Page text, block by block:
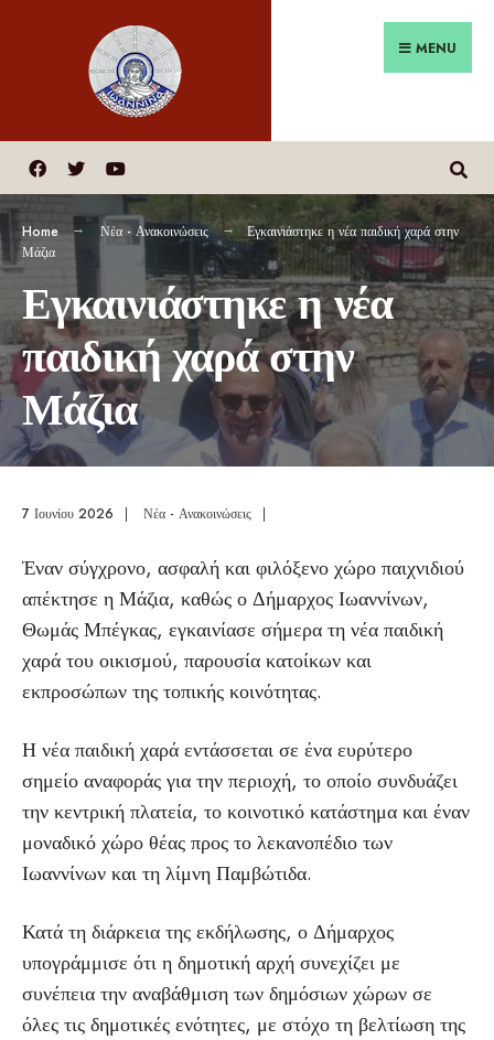
MENU
Home Νέα - Ανακοινώσεις
Εγκαινιάστηκε η νέα παιδική χαρά στην
Μάζια
Εγκαινιάστηκε η νέα
παιδική χαρά στην
Μάζια
7 Ιουνίου 2026 | Νέα - Ανακοινώσεις |
Έναν σύγχρονο, ασφαλή και φιλόξενο χώρο παιχνιδιού
απέκτησε η Μάζια, καθώς ο Δήμαρχος Ιωαννίνων,
Θωμάς Μπέγκας, εγκαινίασε σήμερα τη νέα παιδική
χαρά του οικισμού, παρουσία κατοίκων και
εκπροσώπων της τοπικής κοινότητας.
Η νέα παιδική χαρά εντάσσεται σε ένα ευρύτερο
σημείο αναφοράς για την περιοχή, το οποίο συνδυάζει
την κεντρική πλατεία, το κοινοτικό κατάστημα και έναν
μοναδικό χώρο θέας προς το λεκανοπέδιο των
Ιωαννίνων και τη λίμνη Παμβώτιδα.
Κατά τη διάρκεια της εκδήλωσης, ο Δήμαρχος
υπογράμμισε ότι η δημοτική αρχή συνεχίζει με
συνέπεια την αναβάθμιση των δημόσιων χώρων σε
όλες τις δημοτικές ενότητες, με στόχο τη βελτίωση της